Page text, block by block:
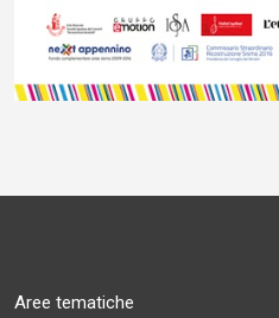
Aree tematiche